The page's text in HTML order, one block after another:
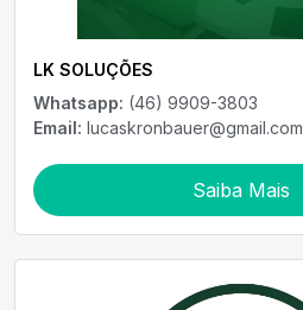
LK SOLUÇÕES
Whatsapp: (46) 9909-3803
Email: lucaskronbauer@gmail.com
Saiba Mais